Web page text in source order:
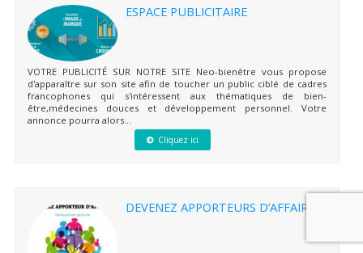
ESPACE PUBLICITAIRE
VOTRE PUBLICITÉ SUR NOTRE SITE Neo-bienêtre vous propose
d'apparaître sur son site afin de toucher un public ciblé de cadres
francophones qui s'intéressent aux thématiques de bien-
être,médecines douces et développement personnel. Votre
annonce pourra alors...
Cliquez ici
DEVENEZ APPORTEURS D’AFFAIRES